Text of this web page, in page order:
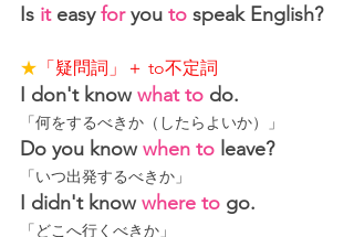
Is it easy for you to speak English?
★ 「疑問詞」＋ to不定詞
I don't know what to do.
「何をするべきか（したらよいか）」
Do you know when to leave?
「いつ出発するべきか」
I didn't know where to go.
「どこへ行くべきか」